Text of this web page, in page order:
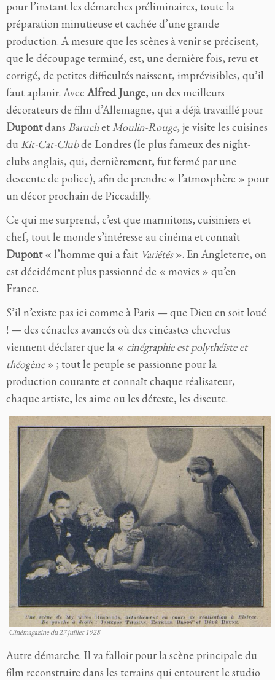
pour l’instant les démarches préliminaires, toute la
préparation minutieuse et cachée d’une grande
production. A mesure que les scènes à venir se précisent,
que le découpage terminé, est, une dernière fois, revu et
corrigé, de petites difficultés naissent, imprévisibles, qu’il
faut aplanir. AvecAlfred Junge, un des meilleurs
décorateurs de film d’Allemagne, qui a déjà travaillé pour
Dupontdans BaruchetMoulin-Rouge, je visite les cuisines
du Kit-Cat-Clubde Londres (le plus fameux des night-
clubs anglais, qui, dernièrement, fut fermé par une
descente de police), afin de prendre « l’atmosphère » pour
un décor prochain de Piccadilly.
Ce qui me surprend, c’est que marmitons, cuisiniers et
chef, tout le monde s’intéresse au cinéma et connaît
Dupont« l’homme qui a fait Variétés». En Angleterre, on
est décidément plus passionné de « movies » qu’en
France.
S’il n’existe pas ici comme à Paris — que Dieu en soit loué
! — des cénacles avancés où des cinéastes chevelus
viennent déclarer que la « cinégraphie est polythéiste et
théogène» ; tout le peuple se passionne pour la
production courante et connaît chaque réalisateur,
chaque artiste, les aime ou les déteste, les discute.
Cinémagazine du 27 juillet 1928
Autre démarche. Il va falloir pour la scène principale du
film reconstruire dans les terrains qui entourent le studio